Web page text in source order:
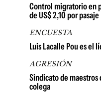
Control migratorio en
de US$ 2,10 por pasaje
ENCUESTA
Luis Lacalle Pou es el
AGRESIÓN
Sindicato de maestros
colega